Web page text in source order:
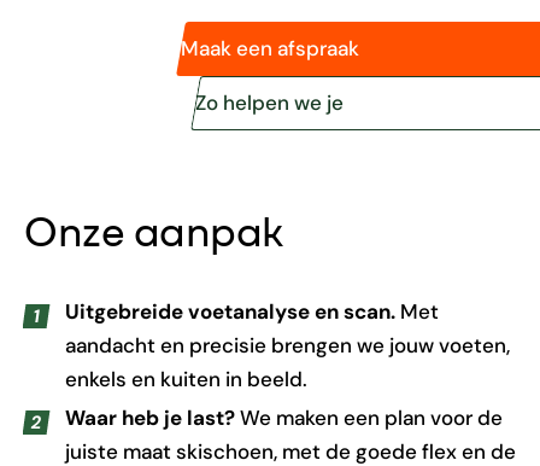
Maak een afspraak
Zo helpen we je
Onze aanpak
Uitgebreide voetanalyse en scan.Met
aandacht en precisie brengen we jouw voeten,
enkels en kuiten in beeld.
Waar heb je last?We maken een plan voor de
juiste maat skischoen, met de goede flex en de